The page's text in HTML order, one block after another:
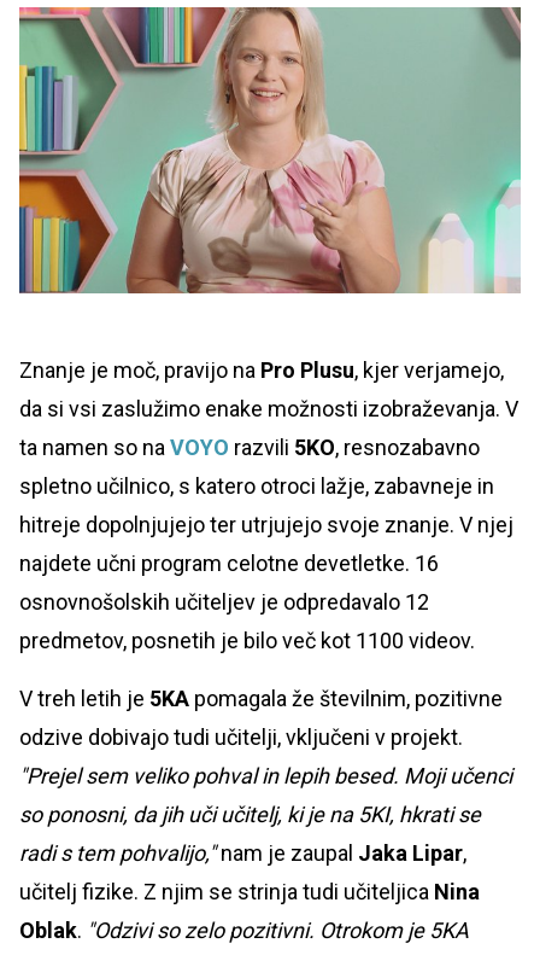
Znanje je moč, pravijo na Pro Plusu, kjer verjamejo,
da si vsi zaslužimo enake možnosti izobraževanja. V
ta namen so na VOYO razvili 5KO, resnozabavno
spletno učilnico, s katero otroci lažje, zabavneje in
hitreje dopolnjujejo ter utrjujejo svoje znanje. V njej
najdete učni program celotne devetletke. 16
osnovnošolskih učiteljev je odpredavalo 12
predmetov, posnetih je bilo več kot 1100 videov.
V treh letih je 5KA pomagala že številnim, pozitivne
odzive dobivajo tudi učitelji, vključeni v projekt.
"Prejel sem veliko pohval in lepih besed. Moji učenci
so ponosni, da jih uči učitelj, ki je na 5KI, hkrati se
radi s tem pohvalijo,"nam je zaupal Jaka Lipar,
učitelj fizike. Z njim se strinja tudi učiteljica Nina
Oblak. "Odzivi so zelo pozitivni. Otrokom je 5KA